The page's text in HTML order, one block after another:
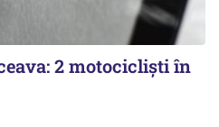
2 motocicliști în